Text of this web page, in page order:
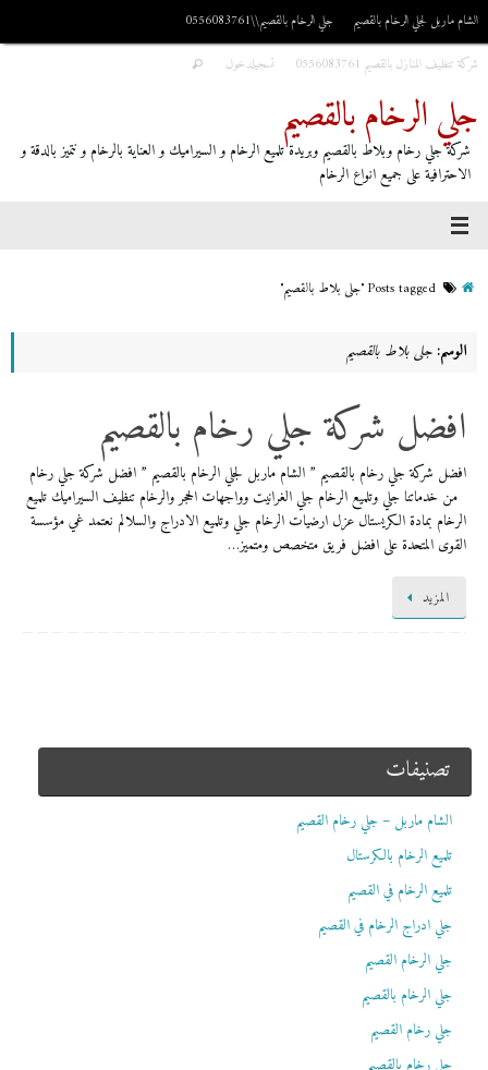
الشام ماربل لجلي الرخام بالقصيم
جلي الرخام بالقصيم\\0556083761
شركة تنظيف المنازل بالقصيم 0556083761
تسجيلدخول
جلي الرخام بالقصيم
شركة جلي رخام وبلاط بالقصيم وبريدة تلميع الرخام و السيراميك و العناية بالرخام و نتميز بالدقة و
الاحترافية على جميع انواع الرخام
Posts tagged "جلى بلاط بالقصيم"
الوسم: جلى بلاط بالقصيم
افضل شركة جلي رخام بالقصيم
افضل شركة جلي رخام بالقصيم ” الشام ماربل لجلي الرخام بالقصيم ” افضل شركة جلي رخام
من خدماتنا جلي وتلميع الرخام جلي الغرانيت وواجهات الحجر والرخام تنظيف السيراميك تلميع
الرخام بمادة الكريستال عزل ارضيات الرخام جلي وتلميع الادراج والسلالم نعتمد غي مؤسسة
القوى المتحدة على افضل فريق متخصص ومتميز…
المزيد
تصنيفات
الشام ماربل – جلي رخام القصيم
تلميع الرخام بالكرستال
تلميع الرخام في القصيم
جلي ادراج الرخام في القصيم
جلي الرخام القصيم
جلي الرخام بالقصيم
جلي رخام القصيم